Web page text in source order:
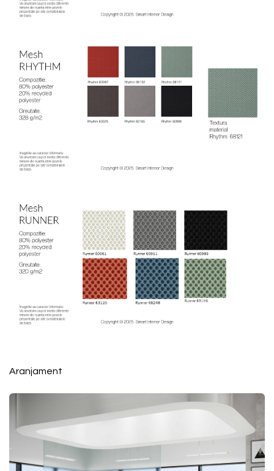
Aranjament